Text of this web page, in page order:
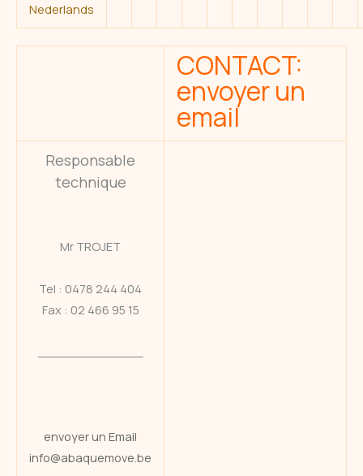
Nederlands
CONTACT:
envoyer un
email
Responsable
technique
Mr TROJET
Tel : 0478 244 404
Fax : 02 466 95 15
envoyer un Email
info@abaquemove.be